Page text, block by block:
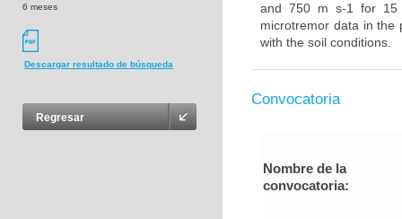
6 meses
Descargar resultado de búsqueda
Regresar
and 750 m s-1 for 15
microtremor data in the
with the soil conditions.
Convocatoria
Nombre de la
convocatoria: